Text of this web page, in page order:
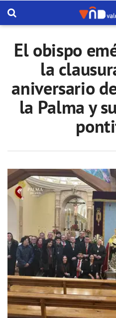
El obispo
la
aniversario
la Palma y